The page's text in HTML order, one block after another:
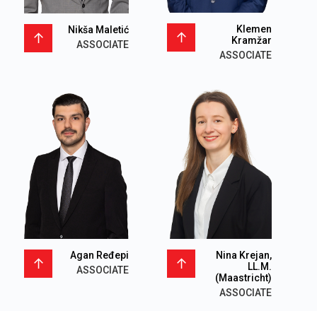
Nikša Maletić
ASSOCIATE
Klemen
Kramžar
ASSOCIATE
Agan Ređepi
ASSOCIATE
Nina Krejan,
LL.M.
(Maastricht)
ASSOCIATE